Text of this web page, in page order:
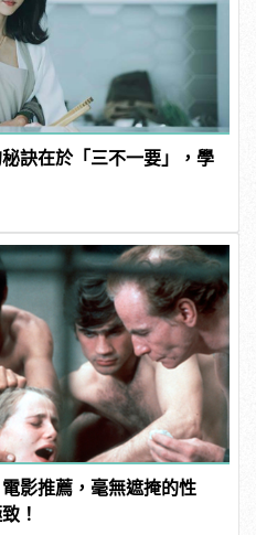
訣在於「三不一要」，學
影推薦，毫無遮掩的性
！